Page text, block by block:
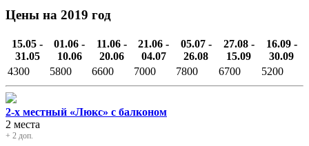
Цены на 2019 год
15.05 -
31.05
01.06 -
10.06
11.06 -
20.06
21.06 -
04.07
05.07 -
26.08
27.08 -
15.09
16.09 -
30.09
4300
5800 6600 7000 7800 6700 5200
2-х местный «Люкс» с балконом
2 места
+ 2 доп.